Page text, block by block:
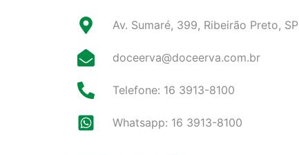
Av. Sumaré, 399, Ribeirão Preto, SP
doceerva@doceerva.com.br
Telefone: 16 3913-8100
Whatsapp: 16 3913-8100